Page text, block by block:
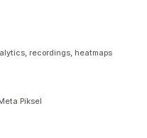
recordings, heatmaps
Piksel